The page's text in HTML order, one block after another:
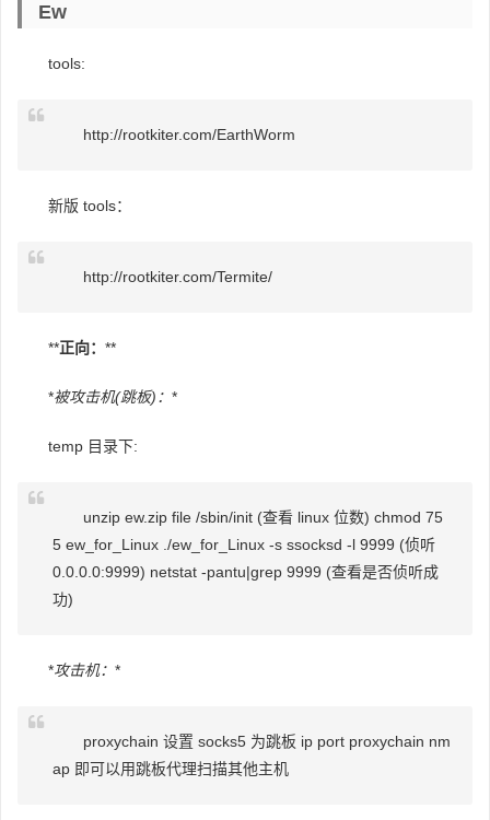
Ew
tools:
http://rootkiter.com/EarthWorm
新版 tools：
http://rootkiter.com/Termite/
**正向： **
*被攻击机(跳板)： *
temp 目录下:
unzip ew.zip file /sbin/init (查看 linux 位数) chmod 75
5 ew_for_Linux ./ew_for_Linux -s ssocksd -l 9999 (侦听
0.0.0.0:9999) netstat -pantu|grep 9999 (查看是否侦听成
功)
*攻击机： *
proxychain 设置 socks5 为跳板 ip port proxychain nm
ap 即可以用跳板代理扫描其他主机